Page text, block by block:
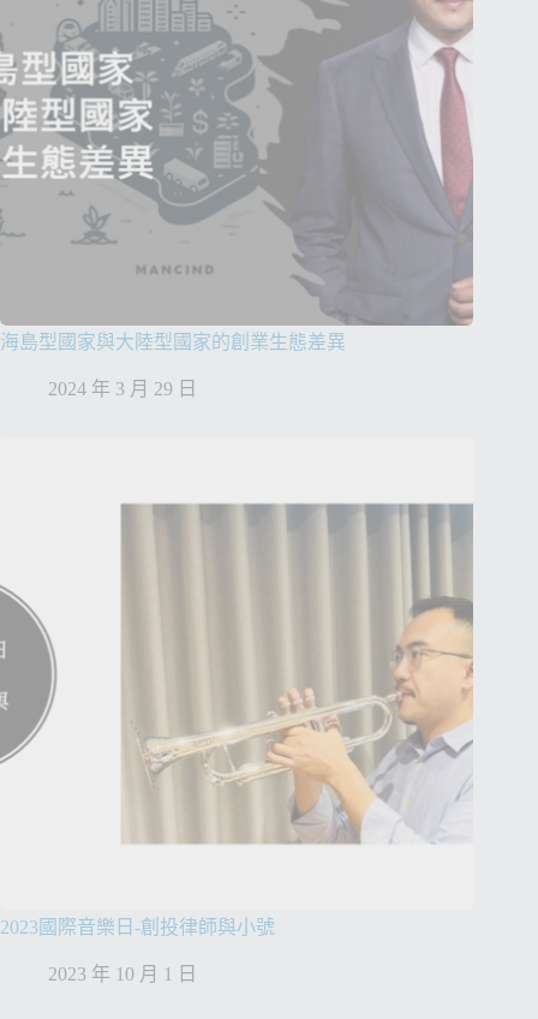
海島型國家與大陸型國家的創業生態差異
2024 年 3 月 29 日
2023國際音樂日-創投律師與小號
2023 年 10 月 1 日